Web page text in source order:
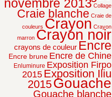
novembre 2013 Collage
Craie blanche Craie de
couleurs Crayon Crayon
marron Crayon noir
crayons de couleur Encre
Encre brune Encre de Chine
Enluminure Exposition Firpo
2015 Exposition Iliu
2015Gouache
Gouache blanche